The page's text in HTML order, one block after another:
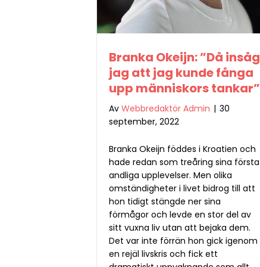
Branka Okeijn: ”Då insåg
jag att jag kunde fånga
upp människors tankar”
Av Webbredaktör Admin | 30
september, 2022
Branka Okeijn föddes i Kroatien och
hade redan som treåring sina första
andliga upplevelser. Men olika
omständigheter i livet bidrog till att
hon tidigt stängde ner sina
förmågor och levde en stor del av
sitt vuxna liv utan att bejaka dem.
Det var inte förrän hon gick igenom
en rejäl livskris och fick ett